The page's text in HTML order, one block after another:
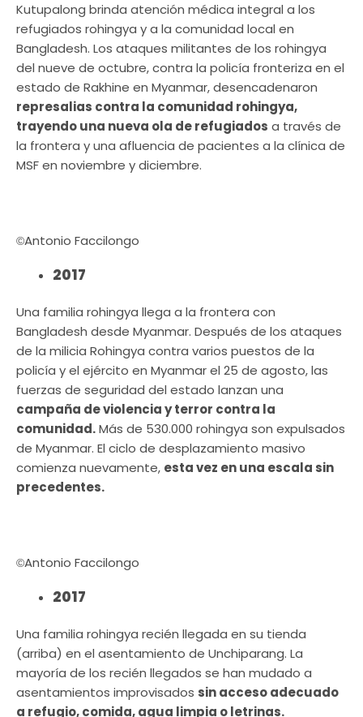
Kutupalong brinda atención médica integral a los
refugiados rohingya y a la comunidad local en
Bangladesh. Los ataques militantes de los rohingya
del nueve de octubre, contra la policía fronteriza en el
estado de Rakhine en Myanmar, desencadenaron
represalias contra la comunidad rohingya,
trayendo una nueva ola de refugiados a través de
la frontera y una afluencia de pacientes a la clínica de
MSF en noviembre y diciembre.
©Antonio Faccilongo
2017
Una familia rohingya llega a la frontera con
Bangladesh desde Myanmar. Después de los ataques
de la milicia Rohingya contra varios puestos de la
policía y el ejército en Myanmar el 25 de agosto, las
fuerzas de seguridad del estado lanzan una
campaña de violencia y terror contra la
comunidad.Más de 530.000 rohingya son expulsados
​​de Myanmar. El ciclo de desplazamiento masivo
comienza nuevamente, esta vez en una escala sin
precedentes.
©Antonio Faccilongo
2017
Una familia rohingya recién llegada en su tienda
(arriba) en el asentamiento de Unchiparang. La
mayoría de los recién llegados se han mudado a
asentamientos improvisados ​​ sin acceso adecuado
a refugio, comida, agua limpia o letrinas.